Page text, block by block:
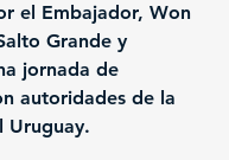
el Embajador, Won
Grande y
jornada de
autoridades de la
Uruguay.